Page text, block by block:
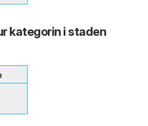
kategorin i staden